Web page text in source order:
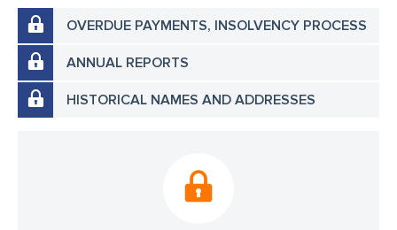
OVERDUE PAYMENTS, INSOLVENCY PROCESS
ANNUAL REPORTS
HISTORICAL NAMES AND ADDRESSES